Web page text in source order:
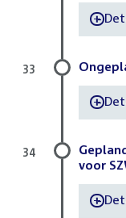
-
-
33
voor
-
34